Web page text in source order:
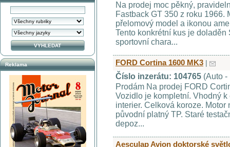
Na prodej moc pěkný,
Fastback GT 350 z roku 1966.
přelomový model a ikonou
Tento konkrétní kus je
sportovní chara...
FORD Cortina 1600 MK3 |
Číslo inzerátu: 104765 (Auto -
Prodám Na prodej FORD
Vozidlo je kompletní. Vhodný
interier. Celková koroze.
původní platný TP. Staré
depoz...
Aesculap Avion doktorské
Reklama